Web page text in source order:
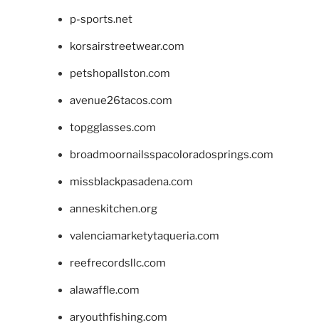
p-sports.net
korsairstreetwear.com
petshopallston.com
avenue26tacos.com
topgglasses.com
broadmoornailsspacoloradosprings.com
missblackpasadena.com
anneskitchen.org
valenciamarketytaqueria.com
reefrecordsllc.com
alawaffle.com
aryouthfishing.com